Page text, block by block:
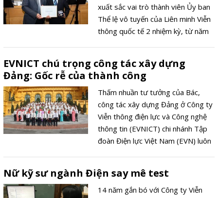
phát minh ra thế kỷ 20".
xuất sắc vai trò thành viên Ủy ban
Thể lệ vô tuyến của Liên minh Viễn
thông quốc tế 2 nhiệm kỳ, từ năm
EVNICT chú trọng công tác xây dựng
Đảng: Gốc rễ của thành công
Thấm nhuần tư tưởng của Bác,
công tác xây dựng Đảng ở Công ty
Viễn thông điện lực và Công nghệ
thông tin (EVNICT) chi nhánh Tập
đoàn Điện lực Việt Nam (EVN) luôn
quan trọng, có tính quyết định
nâng cao chất lượng và hiệu quả
Nữ kỹ sư ngành Điện say mê test
14 năm gắn bó với Công ty Viễn